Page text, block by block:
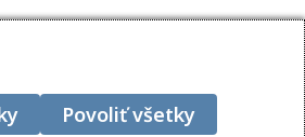
Povoliť všetky